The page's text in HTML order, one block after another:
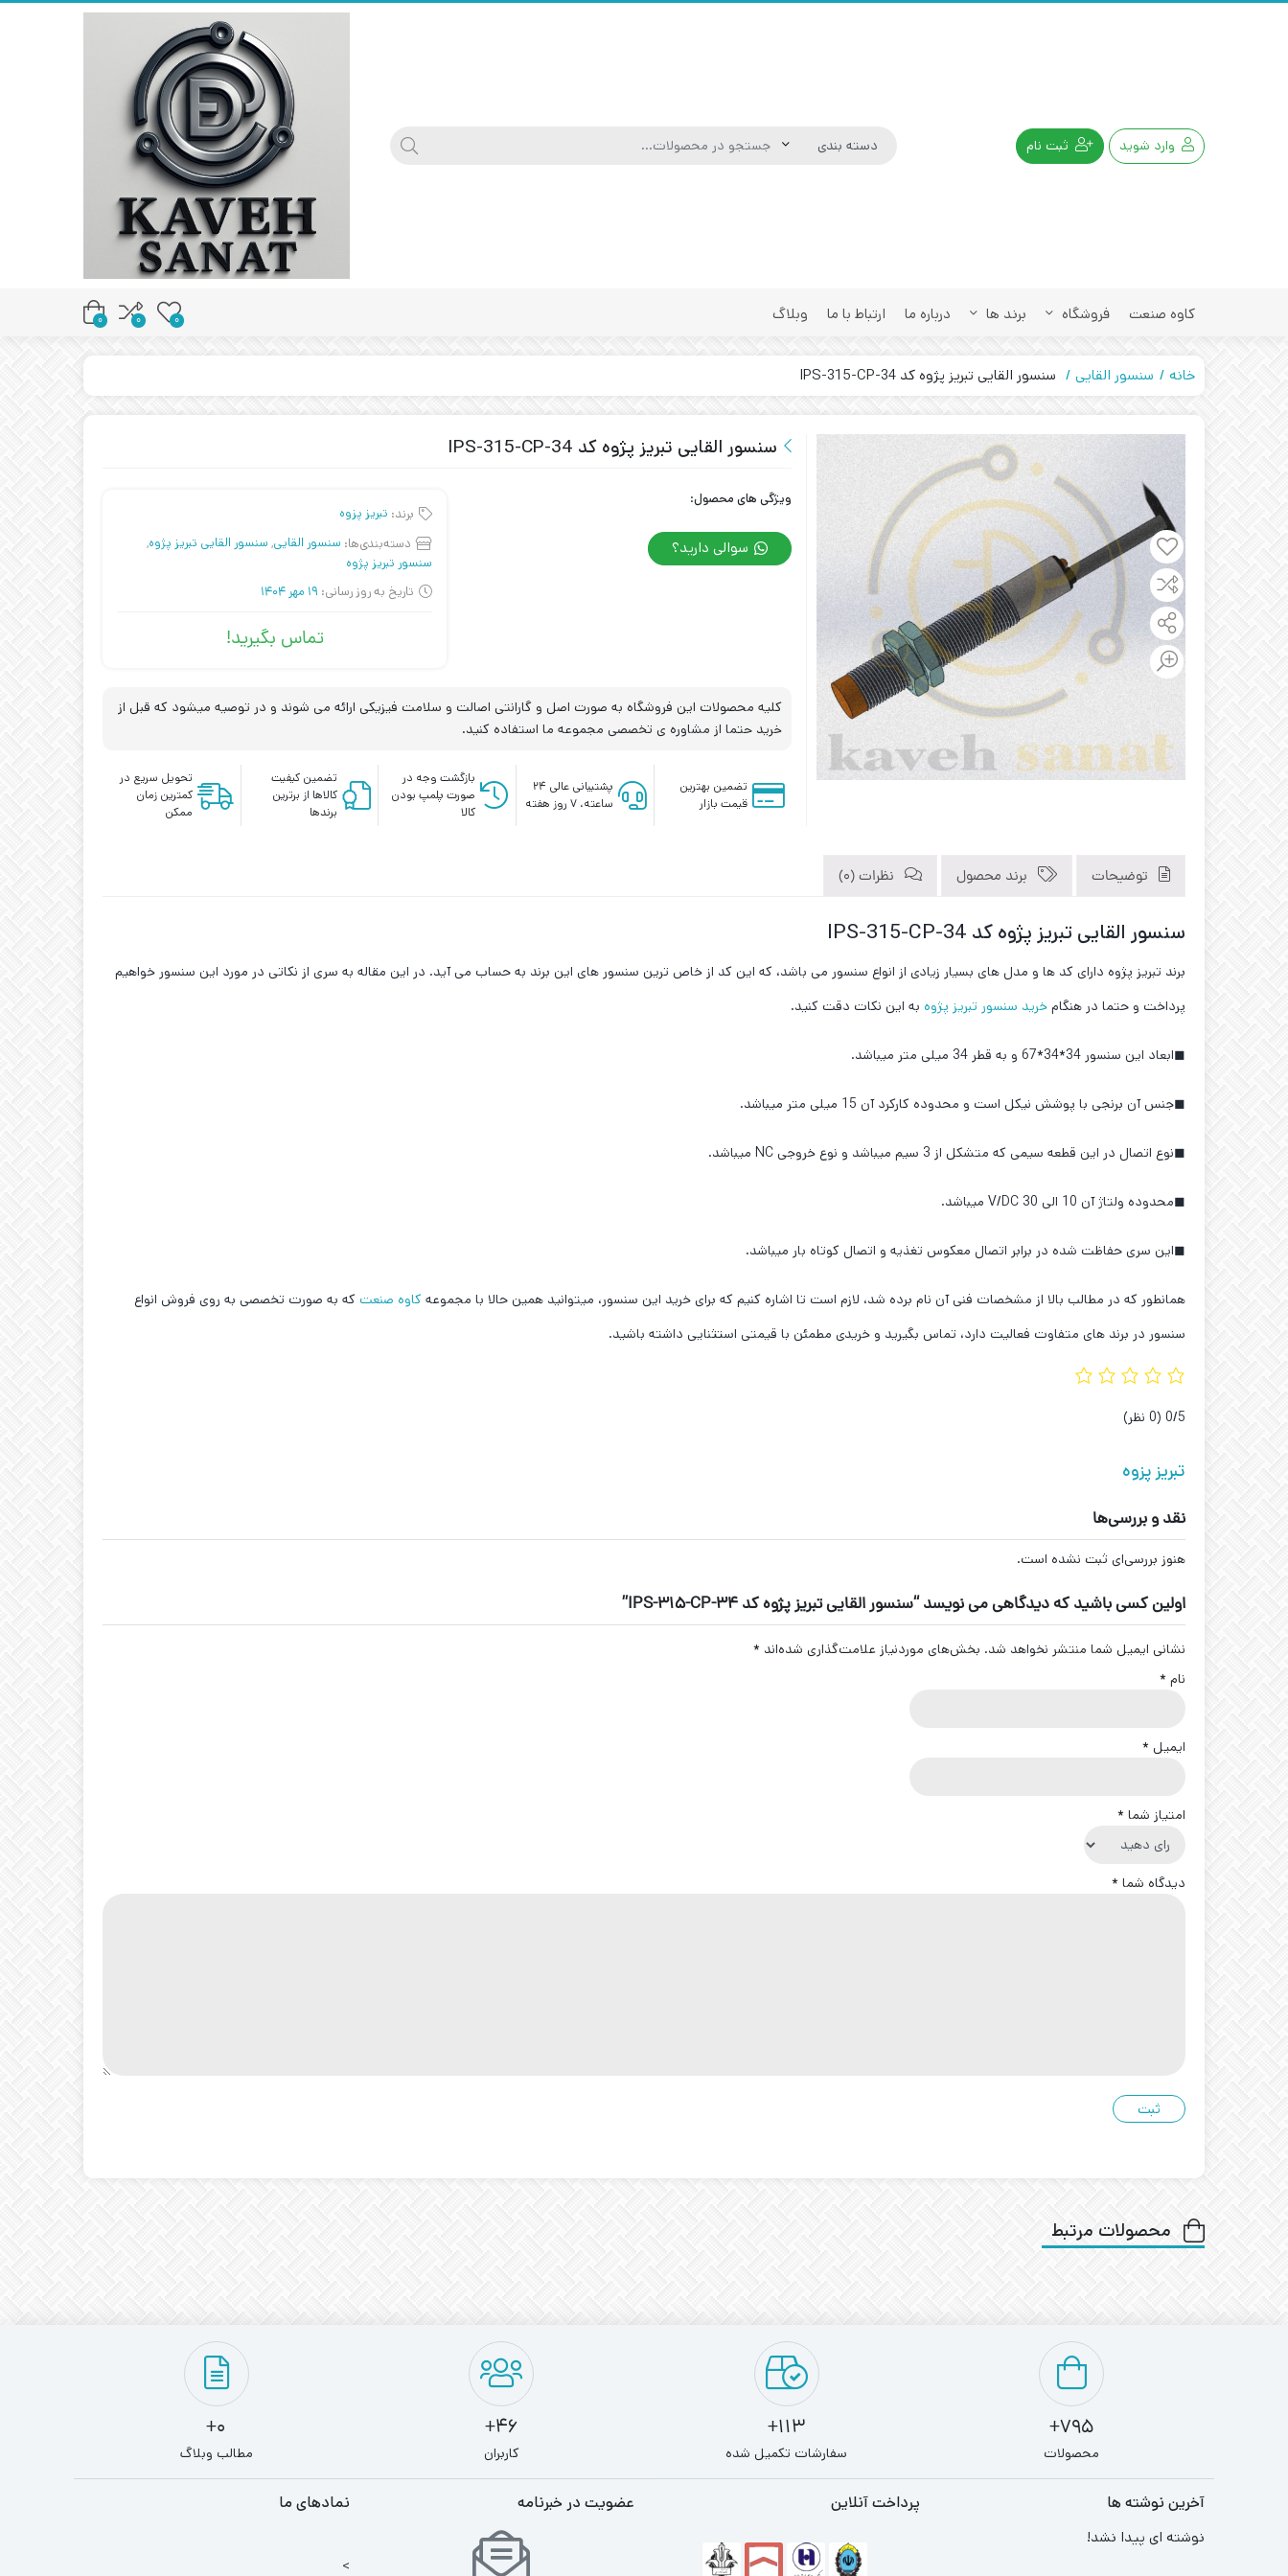
وارد شوید ثبت نام
کاوه صنعت فروشگاه برند ها درباره ما ارتباط با ما وبلاگ 0
0
0
خانه سنسور القایی سنسور القایی تبریز پژوه کد IPS-315-CP-34
سنسور القایی تبریز پژوه کد IPS-315-CP-34
ویژگی های محصول:
سوالی دارید؟
برند: تبریز پزوه
دسته‌بندی‌ها: سنسور القایی, سنسور القایی تبریز پژوه,
سنسور تبریز پژوه
تاریخ به روز رسانی: 19 مهر 1404
تماس بگیرید!
کلیه محصولات این فروشگاه به صورت اصل و گارانتی اصالت و سلامت فیزیکی ارائه می شوند و در توصیه میشود که قبل از
خرید حتما از مشاوره ی تخصصی مجموعه ما استفاده کنید.
تضمین بهترین
قیمت بازار
پشتیبانی عالی ۲۴
ساعته، ۷ روز هفته
بازگشت وجه در
صورت پلمپ بودن
کالا
تضمین کیفیت
کالاها از برترین
برندها
تحویل سریع در
کمترین زمان
ممکن
توضیحات برند محصول نظرات (0)
سنسور القایی تبریز پژوه کد IPS-315-CP-34
برند تبریز پژوه دارای کد ها و مدل های بسیار زیادی از انواع سنسور می باشد، که این کد از خاص ترین سنسور های این برند به حساب می آید. در این مقاله به سری از نکاتی در مورد این سنسور خواهیم
پرداخت و حتما در هنگام خرید سنسور تبریز پژوه به این نکات دقت کنید.
◼ابعاد این سنسور 34*34*67 و به قطر 34 میلی متر میباشد.
◼جنس آن برنجی با پوشش نیکل است و محدوده کارکرد آن 15 میلی متر میباشد.
◼نوع اتصال در این قطعه سیمی که متشکل از 3 سیم میباشد و نوع خروجی NC میباشد.
◼محدوده ولتاژ آن 10 الی 30 V/DC میباشد.
◼این سری حفاظت شده در برابر اتصال معکوس تغذیه و اتصال کوتاه بار میباشد.
همانطور که در مطالب بالا از مشخصات فنی آن نام برده شد، لازم است تا اشاره کنیم که برای خرید این سنسور، میتوانید همین حالا با مجموعه کاوه صنعت که به صورت تخصصی به روی فروش انواع
سنسور در برند های متفاوت فعالیت دارد، تماس بگیرید و خریدی مطمئن با قیمتی استثنایی داشته باشید.
‫0/5 ‫(0 نظر)
تبریز پزوه
نقد و بررسی‌ها
هنوز بررسی‌ای ثبت نشده است.
اولین کسی باشید که دیدگاهی می نویسد “سنسور القایی تبریز پژوه کد IPS-315-CP-34”
نشانی ایمیل شما منتشر نخواهد شد. بخش‌های موردنیاز علامت‌گذاری شده‌اند *
نام *
ایمیل *
امتیاز شما *
دیدگاه شما *
محصولات مرتبط
795+
محصولات
113+
سفارشات تکمیل شده
46+
کاربران
0+
مطالب وبلاگ
آخرین نوشته ها
نوشته ای پیدا نشد!
پرداخت آنلاین عضویت در خبرنامه نمادهای ما
>